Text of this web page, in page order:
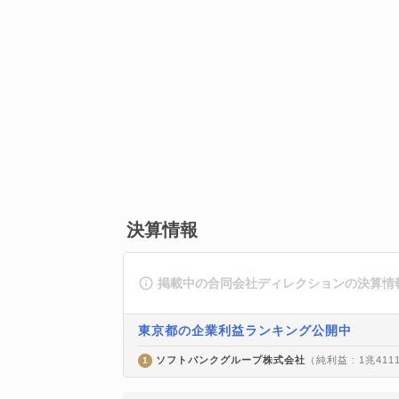
決算情報
掲載中の合同会社ディレクションの決算情
東京都の企業利益ランキング公開中
1 ソフトバンクグループ株式会社 （純利益 : 1兆